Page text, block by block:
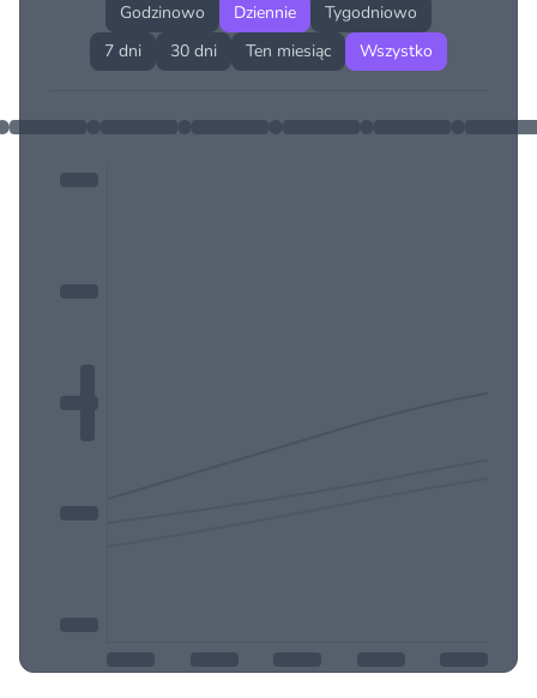
Godzinowo Dziennie
Tygodniowo
7 dni
30 dni Ten miesiąc Wszystko